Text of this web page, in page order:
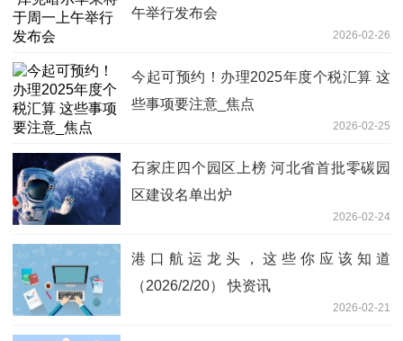
午举行发布会
2026-02-26
今起可预约！办理2025年度个税汇算 这
些事项要注意_焦点
2026-02-25
石家庄四个园区上榜 河北省首批零碳园
区建设名单出炉
2026-02-24
港口航运龙头，这些你应该知道
（2026/2/20） 快资讯
2026-02-21